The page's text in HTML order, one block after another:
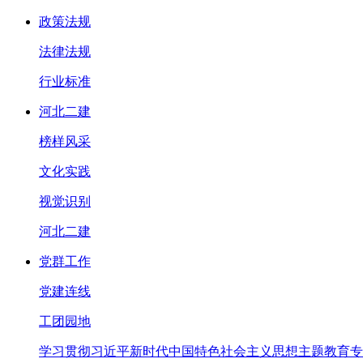
政策法规
法律法规
行业标准
河北二建
榜样风采
文化实践
视觉识别
河北二建
党群工作
党建连线
工团园地
学习贯彻习近平新时代中国特色社会主义思想主题教育